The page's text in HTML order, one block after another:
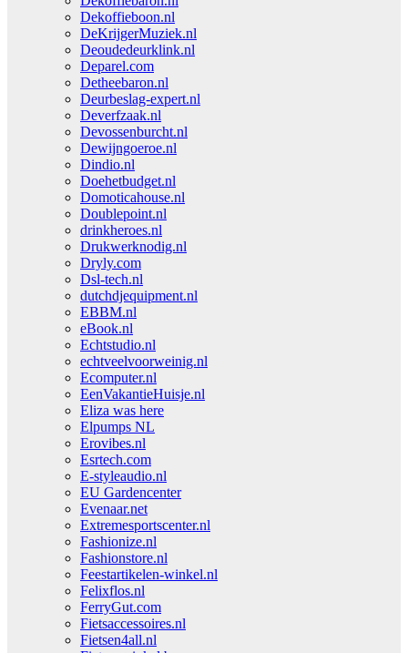
Dekoffieboon.nl
DeKrijgerMuziek.nl
Deoudedeurklink.nl
Deparel.com
Detheebaron.nl
Deurbeslag-expert.nl
Deverfzaak.nl
Devossenburcht.nl
Dewijngoeroe.nl
Dindio.nl
Doehetbudget.nl
Domoticahouse.nl
Doublepoint.nl
drinkheroes.nl
Drukwerknodig.nl
Dryly.com
Dsl-tech.nl
dutchdjequipment.nl
EBBM.nl
eBook.nl
Echtstudio.nl
echtveelvoorweinig.nl
Ecomputer.nl
EenVakantieHuisje.nl
Eliza was here
Elpumps NL
Erovibes.nl
Esrtech.com
E-styleaudio.nl
EU Gardencenter
Evenaar.net
Extremesportscenter.nl
Fashionize.nl
Fashionstore.nl
Feestartikelen-winkel.nl
Felixflos.nl
FerryGut.com
Fietsaccessoires.nl
Fietsen4all.nl